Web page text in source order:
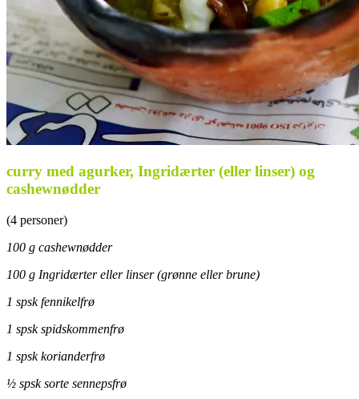
curry med agurker, Ingridærter (eller linser) og
cashewnødder
(4 personer)
100 g cashewnødder
100 g Ingridærter eller linser (grønne eller brune)
1 spsk fennikelfrø
1 spsk spidskommenfrø
1 spsk korianderfrø
½ spsk sorte sennepsfrø